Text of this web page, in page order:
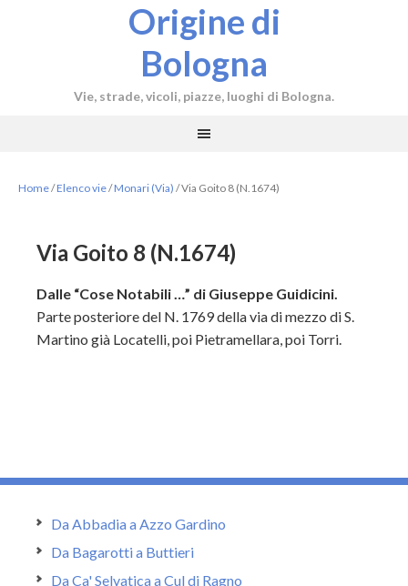
Origine di
Bologna
Vie, strade, vicoli, piazze, luoghi di Bologna.
Home/Elenco vie/Monari (Via) /Via Goito 8 (N.1674)
Via Goito 8 (N.1674)
Dalle “Cose Notabili …” di Giuseppe Guidicini.
Parte posteriore del N. 1769 della via di mezzo di S.
Martino già Locatelli, poi Pietramellara, poi Torri.
Da Abbadia a Azzo Gardino
Da Bagarotti a Buttieri
Da Ca' Selvatica a Cul di Ragno